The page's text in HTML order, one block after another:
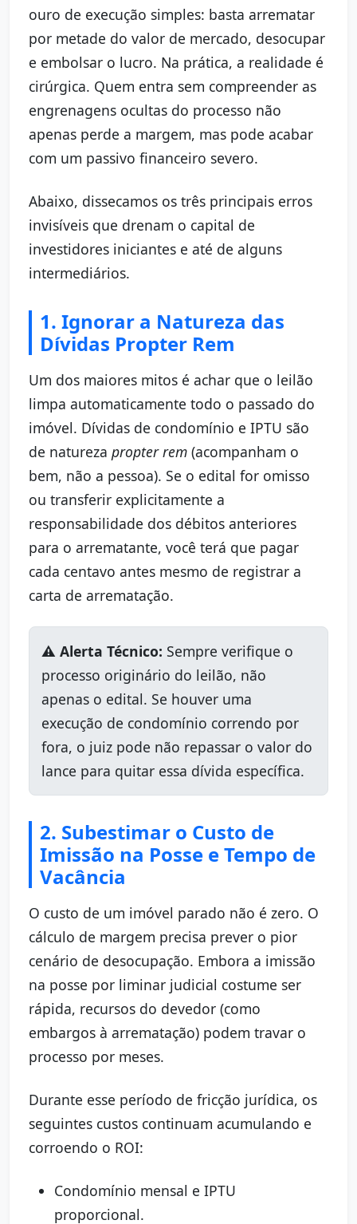
ouro de execução simples: basta arrematar
por metade do valor de mercado, desocupar
e embolsar o lucro. Na prática, a realidade é
cirúrgica. Quem entra sem compreender as
engrenagens ocultas do processo não
apenas perde a margem, mas pode acabar
com um passivo financeiro severo.
Abaixo, dissecamos os três principais erros
invisíveis que drenam o capital de
investidores iniciantes e até de alguns
intermediários.
1. Ignorar a Natureza das
Dívidas Propter Rem
Um dos maiores mitos é achar que o leilão
limpa automaticamente todo o passado do
imóvel. Dívidas de condomínio e IPTU são
de natureza propter rem (acompanham o
bem, não a pessoa). Se o edital for omisso
ou transferir explicitamente a
responsabilidade dos débitos anteriores
para o arrematante, você terá que pagar
cada centavo antes mesmo de registrar a
carta de arrematação.
⚠️ Alerta Técnico: Sempre verifique o
processo originário do leilão, não
apenas o edital. Se houver uma
execução de condomínio correndo por
fora, o juiz pode não repassar o valor do
lance para quitar essa dívida específica.
2. Subestimar o Custo de
Imissão na Posse e Tempo de
Vacância
O custo de um imóvel parado não é zero. O
cálculo de margem precisa prever o pior
cenário de desocupação. Embora a imissão
na posse por liminar judicial costume ser
rápida, recursos do devedor (como
embargos à arrematação) podem travar o
processo por meses.
Durante esse período de fricção jurídica, os
seguintes custos continuam acumulando e
corroendo o ROI:
Condomínio mensal e IPTU
proporcional.